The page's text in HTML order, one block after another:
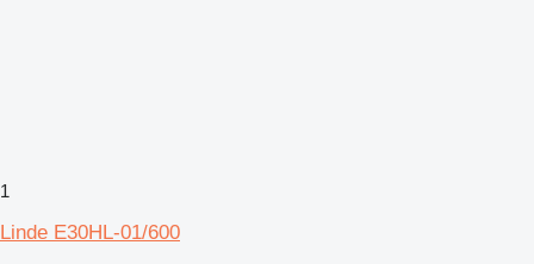
1
Linde E30HL-01/600